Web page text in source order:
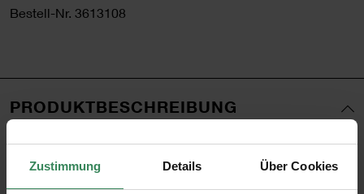
Zustimmung Details Über Cookies
Bestell-Nr. 3613108
PRODUKTBESCHREIBUNG
Mit den Gelstickern aus der Kollektion „Shrooom“ können
Sie Ihre kreativen Projekte auf ein neues Level heben!